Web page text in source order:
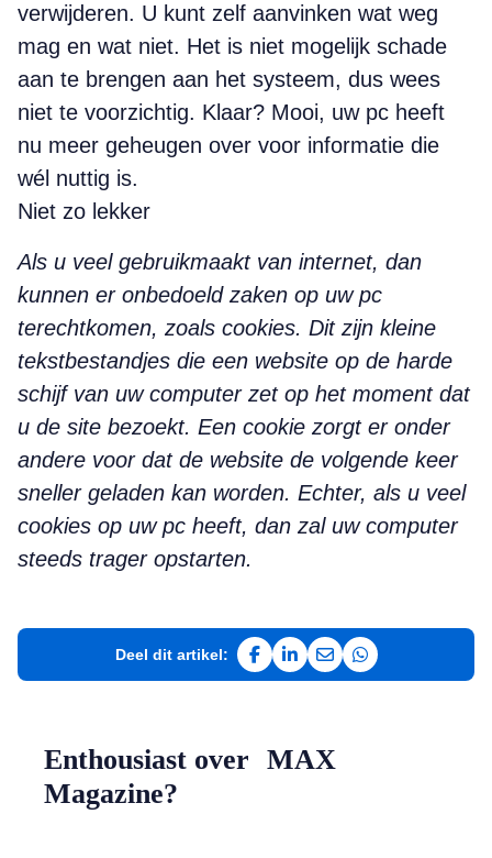
verwijderen. ­U kunt zelf aanvinken wat weg
mag en wat niet. Het is niet mogelijk schade
aan te brengen aan het systeem, dus wees
niet te voorzichtig. Klaar? Mooi, uw pc heeft
nu meer geheugen over voor ­informatie die
wél nuttig is.
Niet zo lekker
Als u veel gebruikmaakt van internet, dan
kunnen er onbedoeld zaken op uw pc
terechtkomen, zoals cookies. Dit zijn kleine
tekstbestandjes die een website op de harde
schijf van uw computer zet op het moment dat
u de site bezoekt. Een cookie zorgt er onder
andere voor dat de website de volgende keer
sneller geladen kan worden. Echter, als u veel
cookies op uw pc heeft, dan zal uw computer
steeds trager opstarten.
Deel dit artikel:
Deel op Facebook
Deel op LinkedIn
Deel via e-mail
Deel via
Enthousiast over MAX
Magazine?